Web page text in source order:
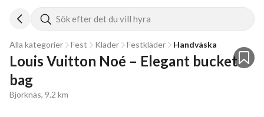
Sök efter det du vill hyra
Alla kategorier Fest Kläder Festkläder Handväska
Louis Vuitton Noé – Elegant bucket
Björknäs, 9.2 km